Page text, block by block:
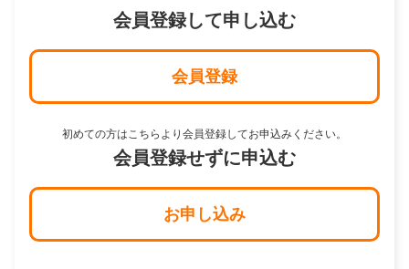
会員登録して申し込む
会員登録
初めての方はこちらより会員登録してお申込みください。
会員登録せずに申込む
お申し込み